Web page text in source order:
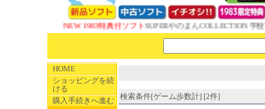
NEW 1983特典付ソフトSUPERやのまんCOLLECTION 学校で
HOME
ショッピングを続
ける
購入手続きへ進む
検索条件[ゲーム歩数計] [2件]